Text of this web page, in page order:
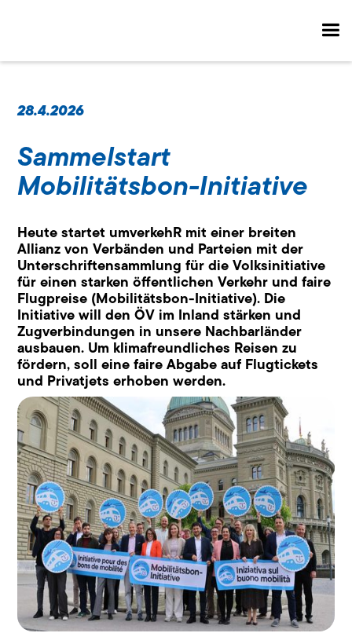
28.4.2026
Sammelstart
Mobilitätsbon-Initiative
Heute startet umverkehR mit einer breiten
Allianz von Verbänden und Parteien mit der
Unterschriftensammlung für die Volksinitiative
für einen starken öffentlichen Verkehr und faire
Flugpreise (Mobilitätsbon-Initiative). Die
Initiative will den ÖV im Inland stärken und
Zugverbindungen in unsere Nachbarländer
ausbauen. Um klimafreundliches Reisen zu
fördern, soll eine faire Abgabe auf Flugtickets
und Privatjets erhoben werden.